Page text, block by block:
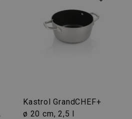
Kastrol GrandCHEF+
ø 20 cm, 2,5 l